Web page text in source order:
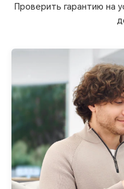
Проверить гарантию на